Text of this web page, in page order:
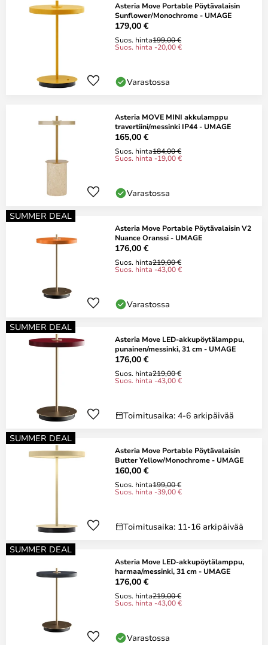
Asteria Move Portable Pöytävalaisin
Sunflower/Monochrome - UMAGE
179,00 €
Suos. hinta199,00 €
Suos. hinta -20,00 €
Varastossa
Asteria MOVE MINI akkulamppu
travertiini/messinki IP44 - UMAGE
165,00 €
Suos. hinta184,00 €
Suos. hinta -19,00 €
Varastossa
SUMMER DEAL
Asteria Move Portable Pöytävalaisin V2
Nuance Oranssi - UMAGE
176,00 €
Suos. hinta219,00 €
Suos. hinta -43,00 €
Varastossa
SUMMER DEAL
Asteria Move LED-akkupöytälamppu,
punainen/messinki, 31 cm - UMAGE
176,00 €
Suos. hinta219,00 €
Suos. hinta -43,00 €
Toimitusaika: 4-6 arkipäivää
SUMMER DEAL
Asteria Move Portable Pöytävalaisin
Butter Yellow/Monochrome - UMAGE
160,00 €
Suos. hinta199,00 €
Suos. hinta -39,00 €
Toimitusaika: 11-16 arkipäivää
SUMMER DEAL
Asteria Move LED-akkupöytälamppu,
harmaa/messinki, 31 cm - UMAGE
176,00 €
Suos. hinta219,00 €
Suos. hinta -43,00 €
Varastossa